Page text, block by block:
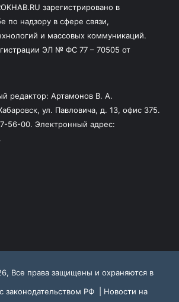
зарегистрировано в
по надзору в сфере связи,
и массовых коммуникаций.
ЭЛ № ФС 77 – 70505 от
редактор: Артамонов В. А.
ул. Павловича, д. 13, офис 375.
56-00. Электронный адрес:
Все права защищены и охраняются в
законодательством РФ | Новости на